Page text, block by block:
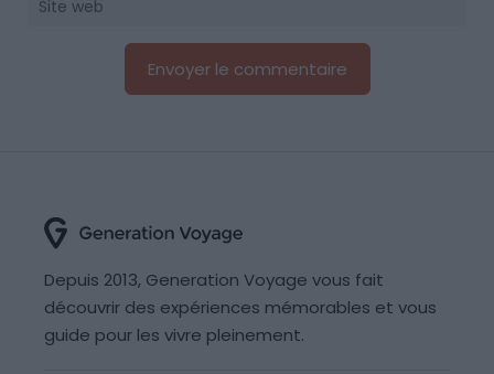
Depuis 2013, Generation Voyage vous fait
découvrir des expériences mémorables et vous
guide pour les vivre pleinement.